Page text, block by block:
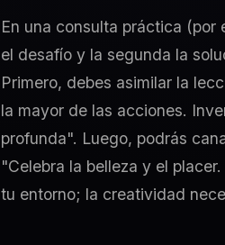
En una consulta práctica (por
el desafío y la segunda la
Primero, debes asimilar la
la mayor de las acciones.
profunda". Luego, podrás
"Celebra la belleza y el
tu entorno; la creatividad